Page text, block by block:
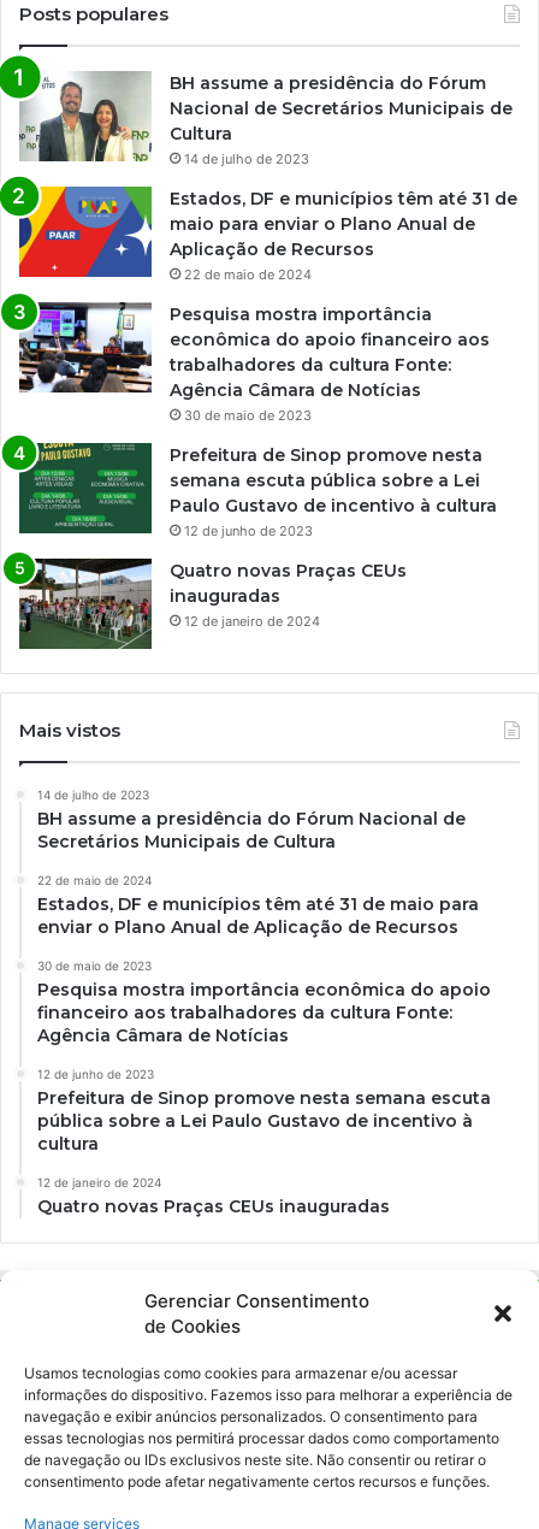
Gerenciar Consentimento
de Cookies
Usamos tecnologias como cookies para armazenar e/ou acessar
informações do dispositivo. Fazemos isso para melhorar a experiência de
navegação e exibir anúncios personalizados. O consentimento para
essas tecnologias nos permitirá processar dados como comportamento
de navegação ou IDs exclusivos neste site. Não consentir ou retirar o
consentimento pode afetar negativamente certos recursos e funções.
Manage services
Posts populares
BH assume a presidência do Fórum
Nacional de Secretários Municipais de
Cultura
14 de julho de 2023
Estados, DF e municípios têm até 31 de
maio para enviar o Plano Anual de
Aplicação de Recursos
22 de maio de 2024
Pesquisa mostra importância
econômica do apoio financeiro aos
trabalhadores da cultura Fonte:
Agência Câmara de Notícias
30 de maio de 2023
Prefeitura de Sinop promove nesta
semana escuta pública sobre a Lei
Paulo Gustavo de incentivo à cultura
12 de junho de 2023
Quatro novas Praças CEUs
inauguradas
12 de janeiro de 2024
Mais vistos
14 de julho de 2023
BH assume a presidência do Fórum Nacional de
Secretários Municipais de Cultura
22 de maio de 2024
Estados, DF e municípios têm até 31 de maio para
enviar o Plano Anual de Aplicação de Recursos
30 de maio de 2023
Pesquisa mostra importância econômica do apoio
financeiro aos trabalhadores da cultura Fonte:
Agência Câmara de Notícias
12 de junho de 2023
Prefeitura de Sinop promove nesta semana escuta
pública sobre a Lei Paulo Gustavo de incentivo à
cultura
12 de janeiro de 2024
Quatro novas Praças CEUs inauguradas
Ockara é uma plataforma multicultural e criativa. Nossa proposta é
oferecer o máximo de ferramentas para realizadores e
gerenciadores de espaços criativos e culturais.